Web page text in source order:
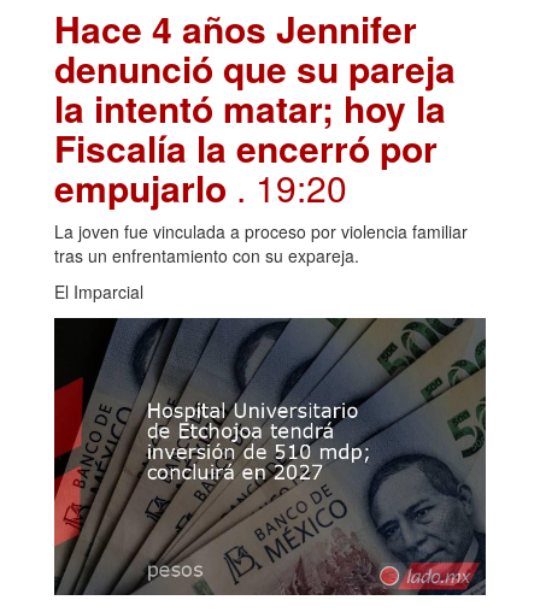
Hace 4 años Jennifer
denunció que su pareja
la intentó matar; hoy la
Fiscalía la encerró por
empujarlo . 19:20
La joven fue vinculada a proceso por violencia familiar
tras un enfrentamiento con su expareja.
El Imparcial